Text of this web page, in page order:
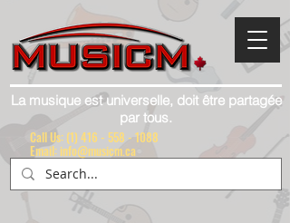
La musique est universelle, doit être partagée
par tous.
Call Us: (1) 416 - 558 - 1088
Email: info@musicm.ca